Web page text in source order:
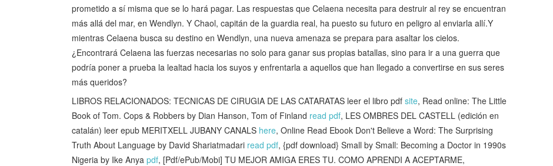
prometido a sí misma que se lo hará pagar. Las respuestas que Celaena necesita para destruir al rey se encuentran
más allá del mar, en Wendlyn. Y Chaol, capitán de la guardia real, ha puesto su futuro en peligro al enviarla allí.Y
mientras Celaena busca su destino en Wendlyn, una nueva amenaza se prepara para asaltar los cielos.
¿Encontrará Celaena las fuerzas necesarias no solo para ganar sus propias batallas, sino para ir a una guerra que
podría poner a prueba la lealtad hacia los suyos y enfrentarla a aquellos que han llegado a convertirse en sus seres
más queridos?
LIBROS RELACIONADOS: TECNICAS DE CIRUGIA DE LAS CATARATAS leer el libro pdf site, Read online: The Little
Book of Tom. Cops & Robbers by Dian Hanson, Tom of Finland read pdf, LES OMBRES DEL CASTELL (edición en
catalán) leer epub MERITXELL JUBANY CANALS here, Online Read Ebook Don't Believe a Word: The Surprising
Truth About Language by David Shariatmadari read pdf, {pdf download} Small by Small: Becoming a Doctor in 1990s
Nigeria by Ike Anya pdf, [Pdf/ePub/Mobi] TU MEJOR AMIGA ERES TU. COMO APRENDI A ACEPTARME,